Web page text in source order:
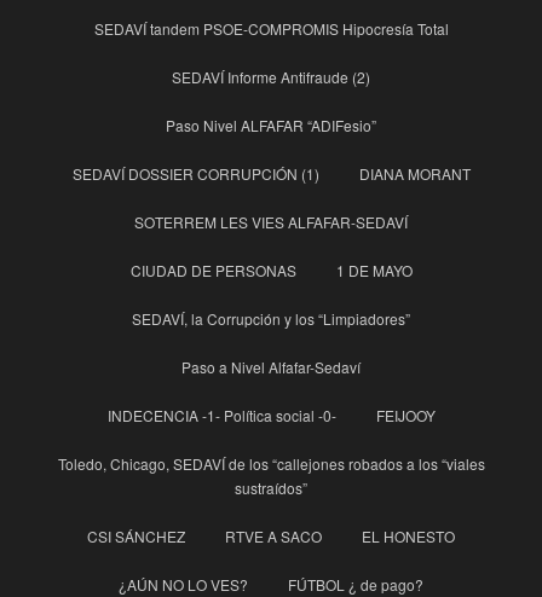
SEDAVÍ tandem PSOE-COMPROMIS Hipocresía Total
SEDAVÍ Informe Antifraude (2)
Paso Nivel ALFAFAR “ADIFesio”
SEDAVÍ DOSSIER CORRUPCIÓN (1) DIANA MORANT
SOTERREM LES VIES ALFAFAR-SEDAVÍ
CIUDAD DE PERSONAS 1 DE MAYO
SEDAVÍ, la Corrupción y los “Limpiadores”
Paso a Nivel Alfafar-Sedaví
INDECENCIA -1- Política social -0- FEIJOOY
Toledo, Chicago, SEDAVÍ de los “callejones robados a los “viales
sustraídos”
CSI SÁNCHEZ RTVE A SACO EL HONESTO
¿AÚN NO LO VES? FÚTBOL ¿ de pago?